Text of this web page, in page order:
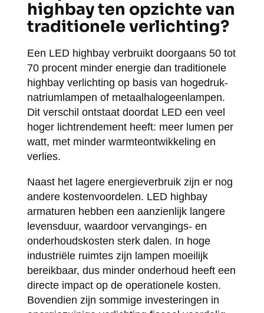
highbay ten opzichte van
traditionele verlichting?
Een LED highbay verbruikt doorgaans 50 tot
70 procent minder energie dan traditionele
highbay verlichting op basis van hogedruk-
natriumlampen of metaalhalogeenlampen.
Dit verschil ontstaat doordat LED een veel
hoger lichtrendement heeft: meer lumen per
watt, met minder warmteontwikkeling en
verlies.
Naast het lagere energieverbruik zijn er nog
andere kostenvoordelen. LED highbay
armaturen hebben een aanzienlijk langere
levensduur, waardoor vervangings- en
onderhoudskosten sterk dalen. In hoge
industriële ruimtes zijn lampen moeilijk
bereikbaar, dus minder onderhoud heeft een
directe impact op de operationele kosten.
Bovendien zijn sommige investeringen in